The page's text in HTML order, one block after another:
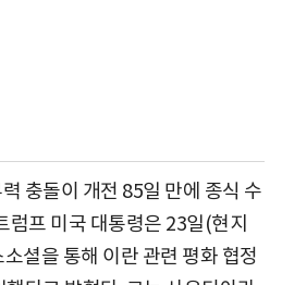
충돌이 개전 85일 만에 종식 수
럼프 미국 대통령은 23일(현지
셜을 통해 이란 관련 평화 협정